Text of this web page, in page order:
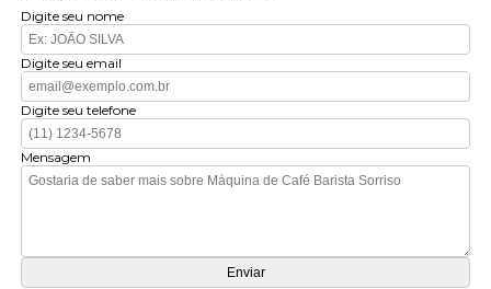
Digite seu nome
Digite seu email
Digite seu telefone
Mensagem